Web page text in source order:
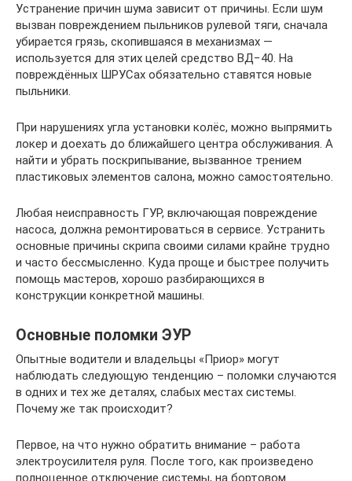
Устранение причин шума зависит от причины. Если шум
вызван повреждением пыльников рулевой тяги, сначала
убирается грязь, скопившаяся в механизмах —
используется для этих целей средство ВД−40. На
повреждённых ШРУСах обязательно ставятся новые
пыльники.
При нарушениях угла установки колёс, можно выпрямить
локер и доехать до ближайшего центра обслуживания. А
найти и убрать поскрипывание, вызванное трением
пластиковых элементов салона, можно самостоятельно.
Любая неисправность ГУР, включающая повреждение
насоса, должна ремонтироваться в сервисе. Устранить
основные причины скрипа своими силами крайне трудно
и часто бессмысленно. Куда проще и быстрее получить
помощь мастеров, хорошо разбирающихся в
конструкции конкретной машины.
Основные поломки ЭУР
Опытные водители и владельцы «Приор» могут
наблюдать следующую тенденцию – поломки случаются
в одних и тех же деталях, слабых местах системы.
Почему же так происходит?
Первое, на что нужно обратить внимание – работа
электроусилителя руля. После того, как произведено
полноценное отключение системы, на бортовом